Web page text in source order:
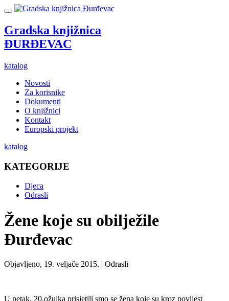
Gradska knjižnica
ĐURĐEVAC
katalog
Novosti
Za korisnike
Dokumenti
O knjižnici
Kontakt
Europski projekt
katalog
KATEGORIJE
Djeca
Odrasli
Žene koje su obilježile
Đurđevac
Objavljeno, 19. veljače 2015. | Odrasli
U petak, 20.ožujka prisjetili smo se žena koje su kroz povijest